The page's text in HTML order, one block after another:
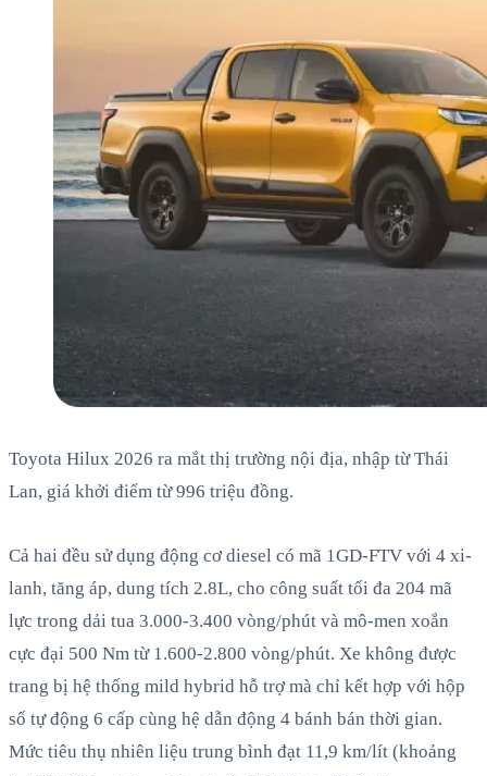
Toyota Hilux 2026 ra mắt thị trường nội địa, nhập từ Thái
Lan, giá khởi điểm từ 996 triệu đồng.
Cả hai đều sử dụng động cơ diesel có mã 1GD-FTV với 4 xi-
lanh, tăng áp, dung tích 2.8L, cho công suất tối đa 204 mã
lực trong dải tua 3.000-3.400 vòng/phút và mô-men xoắn
cực đại 500 Nm từ 1.600-2.800 vòng/phút. Xe không được
trang bị hệ thống mild hybrid hỗ trợ mà chỉ kết hợp với hộp
số tự động 6 cấp cùng hệ dẫn động 4 bánh bán thời gian.
Mức tiêu thụ nhiên liệu trung bình đạt 11,9 km/lít (khoảng